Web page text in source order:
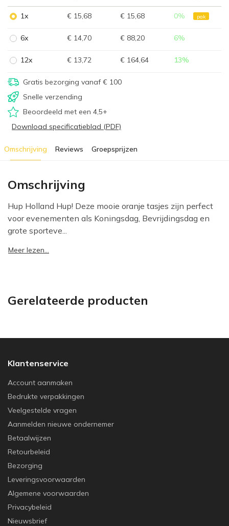
1x € 15,68 € 15,68 0% pak
6x € 14,70 € 88,20 6%
12x € 13,72 € 164,64 13%
Gratis bezorging vanaf € 100
Snelle verzending
Beoordeeld met een 4,5+
Download specificatieblad (PDF)
Omschrijving Reviews Groepsprijzen
Omschrijving
Hup Holland Hup! Deze mooie oranje tasjes zijn perfect
voor evenementen als Koningsdag, Bevrijdingsdag en
grote sporteve...
Meer lezen...
Gerelateerde producten
Klantenservice
Account aanmaken
Bedrukte verpakkingen
Veelgestelde vragen
Aanmelden nieuwe ondernemer
Betaalwijzen
Retourbeleid
Bezorging
Leveringsvoorwaarden
Algemene voorwaarden
Privacybeleid
Nieuwsbrief